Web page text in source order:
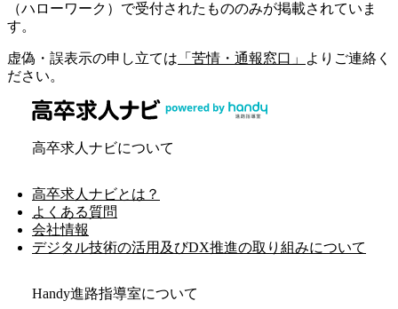
（ハローワーク）で受付されたもののみが掲載されていま
す。
虚偽・誤表示の申し立ては 「苦情・通報窓口」
よりご連絡く
ださい。
高卒求人ナビについて
高卒求人ナビとは？
よくある質問
会社情報
デジタル技術の活用及びDX推進の取り組みについて
Handy進路指導室について